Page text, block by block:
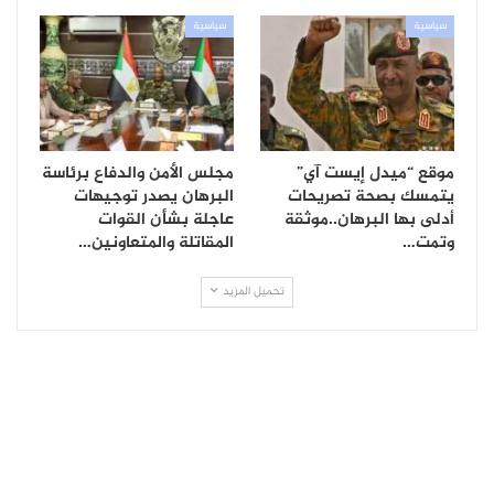
سياسية
موقع “ميدل إيست آي”
يتمسك بصحة تصريحات
أدلى بها البرهان..موثقة
وتمت…
سياسية
مجلس الأمن والدفاع برئاسة
البرهان يصدر توجيهات
عاجلة بشأن القوات
المقاتلة والمتعاونين…
تحميل المزيد